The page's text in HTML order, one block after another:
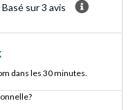
Basé sur 3 avis
dans les 30 minutes.